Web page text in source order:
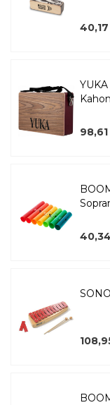
40,17
Kahon
98,61